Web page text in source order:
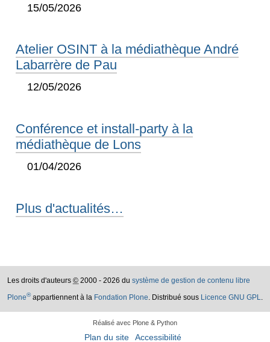
15/05/2026
Atelier OSINT à la médiathèque André
Labarrère de Pau
12/05/2026
Conférence et install-party à la
médiathèque de Lons
01/04/2026
Plus d'actualités…
Les droits d'auteurs © 2000 - 2026 du système de gestion de contenu libre
Plone®appartiennent à la Fondation Plone. Distribué sous Licence GNU GPL.
Réalisé avec Plone & Python
Plan du site Accessibilité